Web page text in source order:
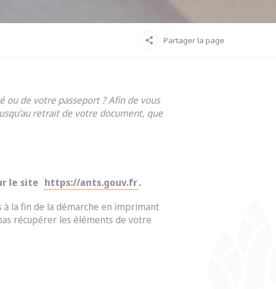
Partager la page
ou de votre passeport ? Afin de vous
retrait de votre document, que
le site https://ants.gouv.fr.
la fin de la démarche en imprimant
récupérer les éléments de votre